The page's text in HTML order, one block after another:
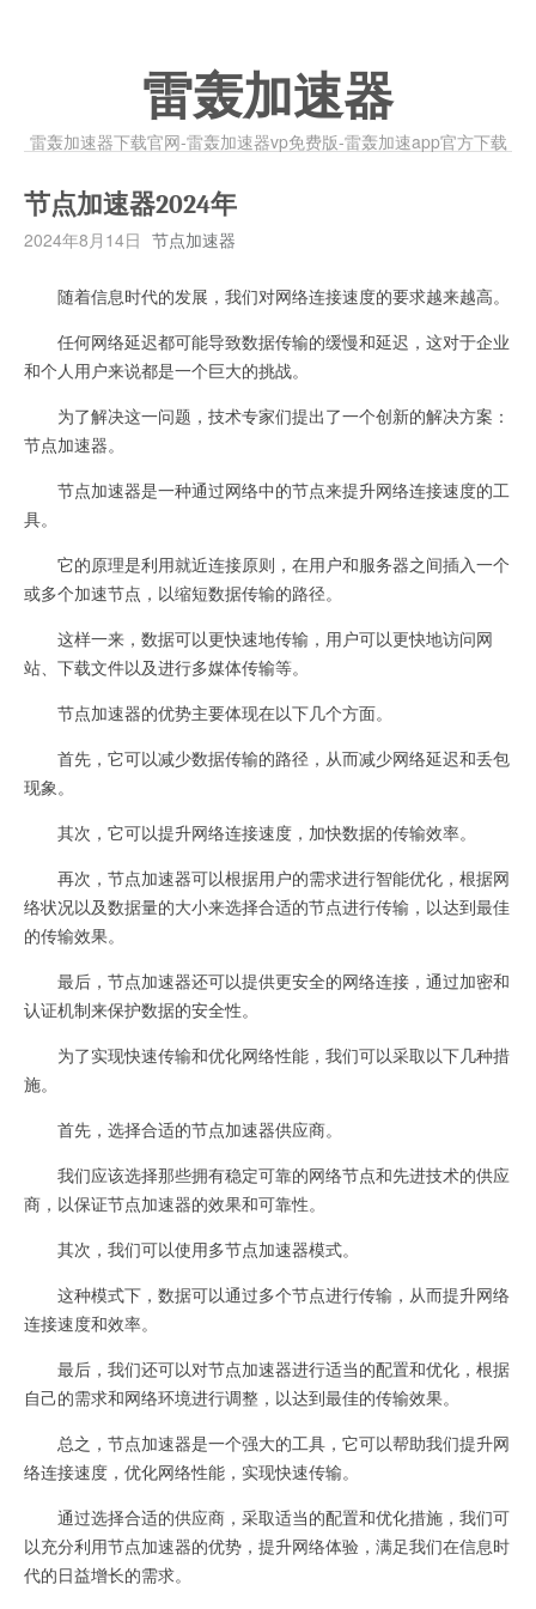
雷轰加速器
雷轰加速器下载官网-雷轰加速器vp免费版-雷轰加速app官方下载
节点加速器2024年
2024年8月14日 节点加速器
随着信息时代的发展，我们对网络连接速度的要求越来越高。
任何网络延迟都可能导致数据传输的缓慢和延迟，这对于企业
和个人用户来说都是一个巨大的挑战。
为了解决这一问题，技术专家们提出了一个创新的解决方案：
节点加速器。
节点加速器是一种通过网络中的节点来提升网络连接速度的工
具。
它的原理是利用就近连接原则，在用户和服务器之间插入一个
或多个加速节点，以缩短数据传输的路径。
这样一来，数据可以更快速地传输，用户可以更快地访问网
站、下载文件以及进行多媒体传输等。
节点加速器的优势主要体现在以下几个方面。
首先，它可以减少数据传输的路径，从而减少网络延迟和丢包
现象。
其次，它可以提升网络连接速度，加快数据的传输效率。
再次，节点加速器可以根据用户的需求进行智能优化，根据网
络状况以及数据量的大小来选择合适的节点进行传输，以达到最佳
的传输效果。
最后，节点加速器还可以提供更安全的网络连接，通过加密和
认证机制来保护数据的安全性。
为了实现快速传输和优化网络性能，我们可以采取以下几种措
施。
首先，选择合适的节点加速器供应商。
我们应该选择那些拥有稳定可靠的网络节点和先进技术的供应
商，以保证节点加速器的效果和可靠性。
其次，我们可以使用多节点加速器模式。
这种模式下，数据可以通过多个节点进行传输，从而提升网络
连接速度和效率。
最后，我们还可以对节点加速器进行适当的配置和优化，根据
自己的需求和网络环境进行调整，以达到最佳的传输效果。
总之，节点加速器是一个强大的工具，它可以帮助我们提升网
络连接速度，优化网络性能，实现快速传输。
通过选择合适的供应商，采取适当的配置和优化措施，我们可
以充分利用节点加速器的优势，提升网络体验，满足我们在信息时
代的日益增长的需求。